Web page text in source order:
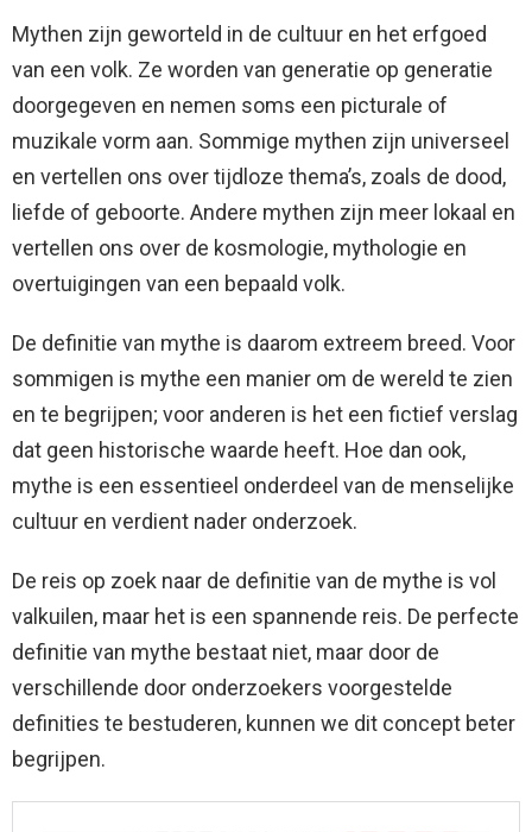
Mythen zijn geworteld in de cultuur en het erfgoed
van een volk. Ze worden van generatie op generatie
doorgegeven en nemen soms een picturale of
muzikale vorm aan. Sommige mythen zijn universeel
en vertellen ons over tijdloze thema’s, zoals de dood,
liefde of geboorte. Andere mythen zijn meer lokaal en
vertellen ons over de kosmologie, mythologie en
overtuigingen van een bepaald volk.
De definitie van mythe is daarom extreem breed. Voor
sommigen is mythe een manier om de wereld te zien
en te begrijpen; voor anderen is het een fictief verslag
dat geen historische waarde heeft. Hoe dan ook,
mythe is een essentieel onderdeel van de menselijke
cultuur en verdient nader onderzoek.
De reis op zoek naar de definitie van de mythe is vol
valkuilen, maar het is een spannende reis. De perfecte
definitie van mythe bestaat niet, maar door de
verschillende door onderzoekers voorgestelde
definities te bestuderen, kunnen we dit concept beter
begrijpen.